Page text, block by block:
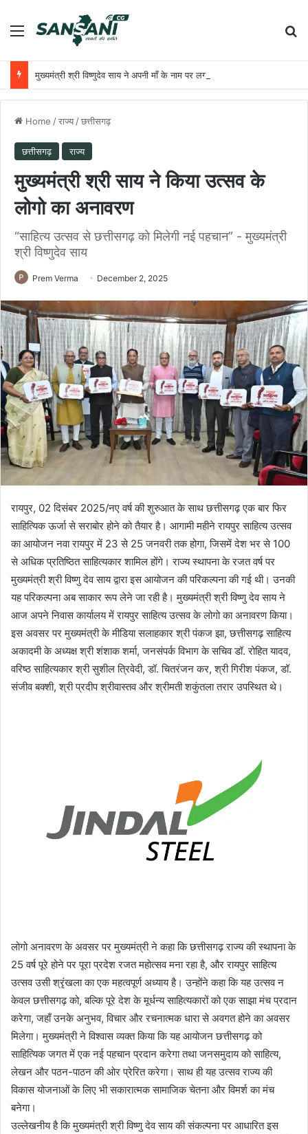
Menu
Home /राज्य /छत्तीसगढ़
छत्तीसगढ़ राज्य
मुख्यमंत्री श्री साय ने किया उत्सव के
लोगो का अनावरण
“साहित्य उत्सव से छत्तीसगढ़ को मिलेगी नई पहचान” - मुख्यमंत्री
श्री विष्णुदेव साय
Prem Verma December 2, 2025
रायपुर, 02 दिसंबर 2025/नए वर्ष की शुरुआत के साथ छत्तीसगढ़ एक बार फिर
साहित्यिक ऊर्जा से सराबोर होने को तैयार है। आगामी महीने रायपुर साहित्य उत्सव
का आयोजन नवा रायपुर में 23 से 25 जनवरी तक होगा, जिसमें देश भर से 100
से अधिक प्रतिष्ठित साहित्यकार शामिल होंगे। राज्य स्थापना के रजत वर्ष पर
मुख्यमंत्री श्री विष्णु देव साय द्वारा इस आयोजन की परिकल्पना की गई थी। उनकी
यह परिकल्पना अब साकार रूप लेने जा रही है। मुख्यमंत्री श्री विष्णु देव साय ने
आज अपने निवास कार्यालय में रायपुर साहित्य उत्सव के लोगो का अनावरण किया।
इस अवसर पर मुख्यमंत्री के मीडिया सलाहकार श्री पंकज झा, छत्तीसगढ़ साहित्य
अकादमी के अध्यक्ष श्री शंशाक शर्मा, जनसंपर्क विभाग के सचिव डॉ. रोहित यादव,
वरिष्ठ साहित्यकार श्री सुशील त्रिवेदी, डॉ. चितरंजन कर, श्री गिरीश पंकज, डॉ.
संजीव बक्शी, श्री प्रदीप श्रीवास्तव और श्रीमती शकुंतला तरार उपस्थित थे।
लोगो अनावरण के अवसर पर मुख्यमंत्री ने कहा कि छत्तीसगढ़ राज्य की स्थापना के
25 वर्ष पूरे होने पर पूरा प्रदेश रजत महोत्सव मना रहा है, और रायपुर साहित्य
उत्सव उसी श्रृंखला का एक महत्वपूर्ण अध्याय है। उन्होंने कहा कि यह उत्सव न
केवल छत्तीसगढ़ को, बल्कि पूरे देश के मूर्धन्य साहित्यकारों को एक साझा मंच प्रदान
करेगा, जहाँ उनके अनुभव, विचार और रचनात्मक धारा से अवगत होने का अवसर
मिलेगा। मुख्यमंत्री ने विश्वास व्यक्त किया कि यह आयोजन छत्तीसगढ़ को
साहित्यिक जगत में एक नई पहचान प्रदान करेगा तथा जनसमुदाय को साहित्य,
लेखन और पठन-पाठन की ओर प्रेरित करेगा। साथ ही यह उत्सव राज्य की
विकास योजनाओं के लिए भी सकारात्मक सामाजिक चेतना और विमर्श का मंच
बनेगा।
उल्लेखनीय है कि मुख्यमंत्री श्री विष्णु देव साय की संकल्पना पर आधारित इस